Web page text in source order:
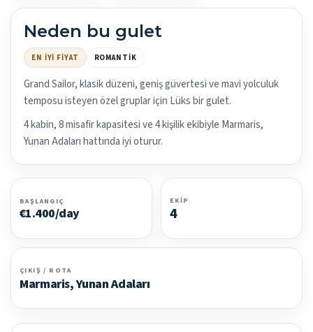
Neden bu gulet
EN İYI FIYAT ROMANTIK
Grand Sailor, klasik düzeni, geniş güvertesi ve mavi yolculuk
temposu isteyen özel gruplar için Lüks bir gulet.
4 kabin, 8 misafir kapasitesi ve 4 kişilik ekibiyle Marmaris,
Yunan Adaları hattında iyi oturur.
BAŞLANGIÇ
€1.400/day
EKIP
4
ÇIKIŞ / ROTA
Marmaris, Yunan Adaları